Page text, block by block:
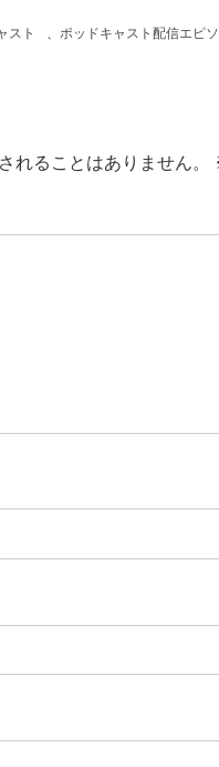
スト 、 ポッドキャスト配信エピ
れることはありません。